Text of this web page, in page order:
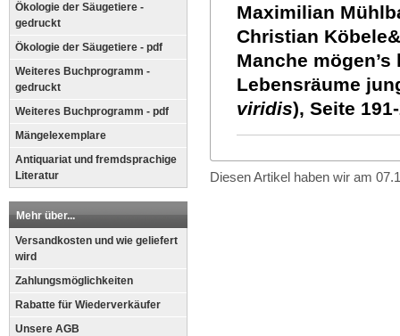
Ökologie der Säugetiere -
gedruckt
Ökologie der Säugetiere - pdf
Weiteres Buchprogramm -
gedruckt
Weiteres Buchprogramm - pdf
Mängelexemplare
Antiquariat und fremdsprachige
Literatur
Mehr über...
Versandkosten und wie geliefert
wird
Zahlungsmöglichkeiten
Rabatte für Wiederverkäufer
Unsere AGB
Maximilian
Christian
Manche
Lebensräume
viridis),Seite
Diesen Artikel haben wir am